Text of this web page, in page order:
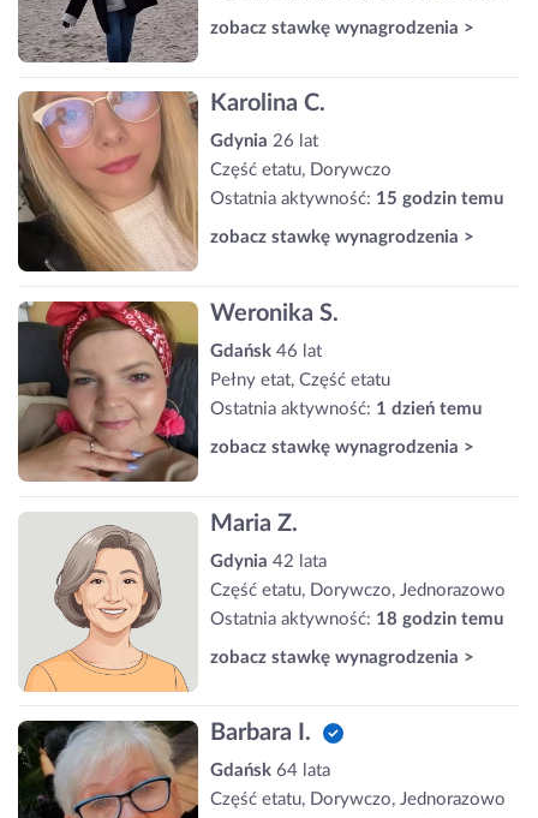
zobacz stawkę wynagrodzenia >
Karolina C.
Gdynia 26 lat
Część etatu, Dorywczo
Ostatnia aktywność: 15 godzin temu
zobacz stawkę wynagrodzenia >
Weronika S.
Gdańsk 46 lat
Pełny etat, Część etatu
Ostatnia aktywność: 1 dzień temu
zobacz stawkę wynagrodzenia >
Maria Z.
Gdynia 42 lata
Część etatu, Dorywczo, Jednorazowo
Ostatnia aktywność: 18 godzin temu
zobacz stawkę wynagrodzenia >
Barbara I.
Gdańsk 64 lata
Część etatu, Dorywczo, Jednorazowo